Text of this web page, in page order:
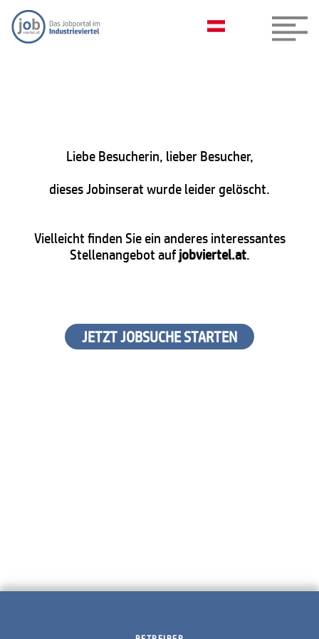
Liebe Besucherin, lieber Besucher,
dieses Jobinserat wurde leider gelöscht.
Vielleicht finden Sie ein anderes interessantes
Stellenangebot aufjobviertel.at.
JETZT JOBSUCHE STARTEN